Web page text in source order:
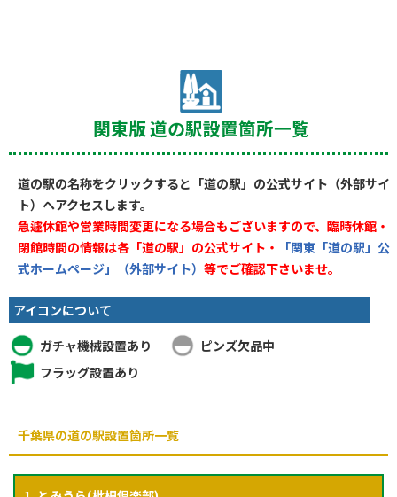
関東版 道の駅設置箇所一覧
道の駅の名称をクリックすると「道の駅」の公式サイト（外部サイ
ト）ヘアクセスします。
急遽休館や営業時間変更になる場合もございますので、臨時休館・
閉館時間の情報は各「道の駅」の公式サイト・
「関東「道の駅」公
式ホームページ」（外部サイト） 等でご確認下さいませ。
アイコンについて
ガチャ機械設置あり
ピンズ欠品中
フラッグ設置あり
千葉県の道の駅設置箇所一覧